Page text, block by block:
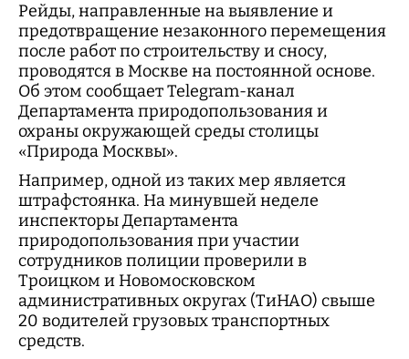
Рейды, направленные на выявление и
предотвращение незаконного перемещения
после работ по строительству и сносу,
проводятся в Москве на постоянной основе.
Об этом сообщает Telegram-канал
Департамента природопользования и
охраны окружающей среды столицы
«Природа Москвы».
Например, одной из таких мер является
штрафстоянка. На минувшей неделе
инспекторы Департамента
природопользования при участии
сотрудников полиции проверили в
Троицком и Новомосковском
административных округах (ТиНАО) свыше
20 водителей грузовых транспортных
средств.